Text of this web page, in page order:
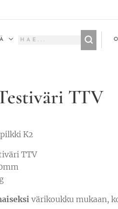
TTV
K2
TTV
värikoukku mukaan,